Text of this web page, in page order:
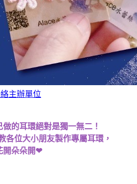
主辦單位
的耳環絕對是獨一無二！
各位大小朋友製作專屬耳環，
開朵朵開❤